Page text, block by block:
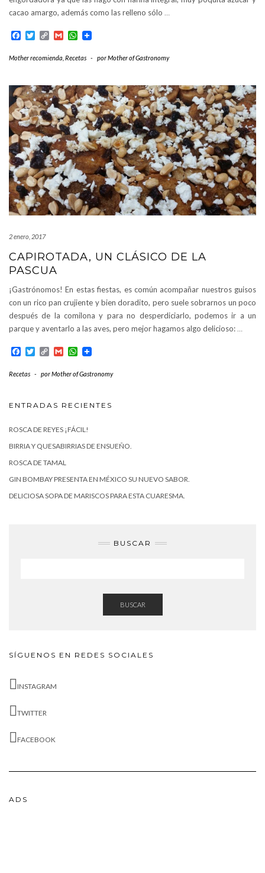
cacao amargo, además como las relleno sólo …
Facebook
TwitterCopyGmailWhatsApp
Mother recomienda Recetas - porMother of Gastronomy
2 enero, 2017
CAPIROTADA, UN CLÁSICO DE LA
PASCUA
¡Gastrónomos! En estas fiestas, es común acompañar nuestros guisos
con un rico pan crujiente y bien doradito, pero suele sobrarnos un poco
después de la comilona y para no desperdiciarlo, podemos ir a un
parque y aventarlo a las aves, pero mejor hagamos algo delicioso:…
Facebook
TwitterCopyGmailWhatsApp
Recetas - porMother of Gastronomy
ENTRADAS RECIENTES
ROSCA DE REYES ¡FÁCIL!
BIRRIA Y QUESABIRRIAS DE ENSUEÑO.
ROSCA DE TAMAL
GIN BOMBAY PRESENTA EN MÉXICO SU NUEVO SABOR.
DELICIOSA SOPA DE MARISCOS PARA ESTA CUARESMA.
BUSCAR
BUSCAR
SÍGUENOS EN REDES SOCIALES
INSTAGRAM
TWITTER
FACEBOOK
ADS